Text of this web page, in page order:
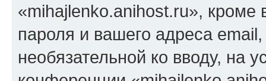
«mihajlenko.anihost.ru», кроме
пароля и вашего адреса
необязательной ко вводу, на